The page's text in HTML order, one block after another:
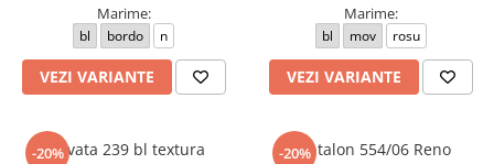
Marime:
bl bordo n
VEZI VARIANTE
Marime:
bl mov rosu
VEZI VARIANTE
-20%
Cravata 239 bl textura
-20%
Pantalon 554/06 Reno